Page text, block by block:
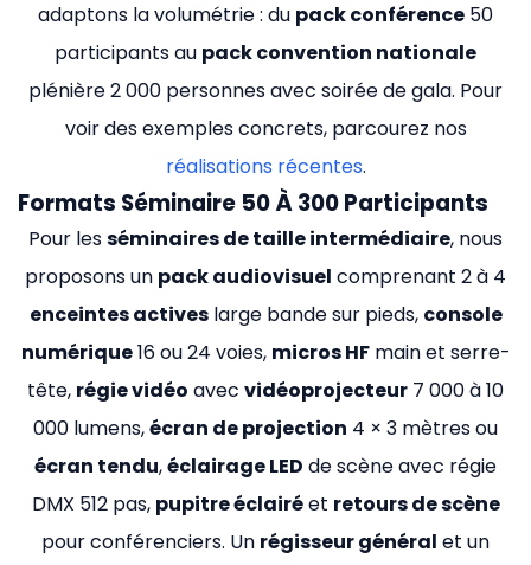
adaptons la volumétrie : du pack conférence 50
participants au pack convention nationale
plénière 2 000 personnes avec soirée de gala. Pour
voir des exemples concrets, parcourez nos
réalisations récentes.
Formats Séminaire 50 À 300 Participants
Pour lesséminaires de taille intermédiaire, nous
proposons un pack audiovisuel comprenant 2 à 4
enceintes activeslarge bande sur pieds, console
numérique16 ou 24 voies, micros HFmain et serre-
tête, régie vidéo avec vidéoprojecteur 7 000 à 10
000 lumens,écran de projection 4 × 3 mètres ou
écran tendu,éclairage LED de scène avec régie
DMX 512 pas, pupitre éclairéet retours de scène
pour conférenciers. Un régisseur général et un